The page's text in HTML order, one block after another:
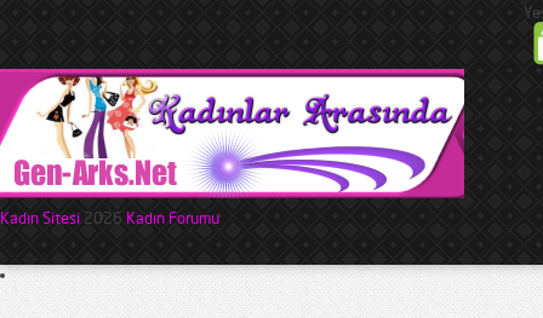
Kadın Sitesi 2026 Kadın Forumu